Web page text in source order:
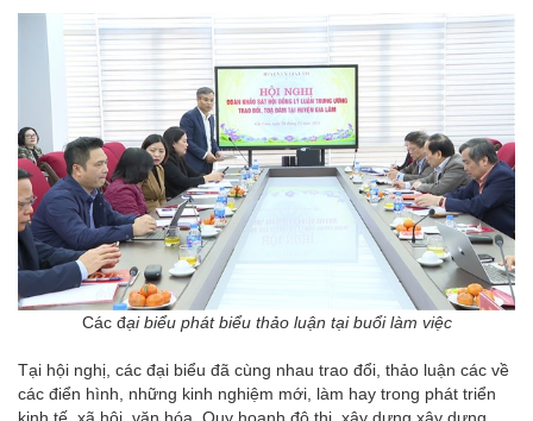
Các đại biểu phát biểu thảo luận tại buổi làm việc
Tại hội nghị, các đại biểu đã cùng nhau trao đổi, thảo luận các về
các điển hình, những kinh nghiệm mới, làm hay trong phát triển